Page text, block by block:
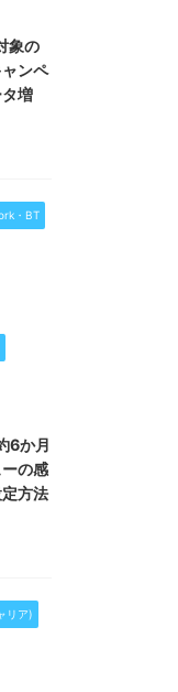
象の
ンペ
増
・BT
6か月
の感
方法
リア)